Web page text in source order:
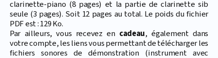
clarinette-piano (8 pages) et la partie de clarinette sib
seule (3 pages). Soit 12 pages au total. Le poids du fichier
PDF est : 129 Ko.
Par ailleurs, vous recevez en cadeau, également dans
votre compte, les liens vous permettant de télécharger les
fichiers sonores de démonstration (instrument avec